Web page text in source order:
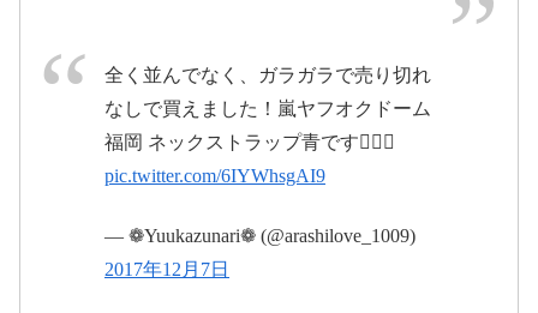
2017年12月8
全く並んでなく、ガラガラで売り切れ
なしで買えました！嵐ヤフオクドーム
福岡 ネックストラップ青です🏳️‍🌈👑
pic.twitter.com/6IYWhsgAI9
— ❁Yuukazunari❁ (@arashilove_1009)
2017年12月7日